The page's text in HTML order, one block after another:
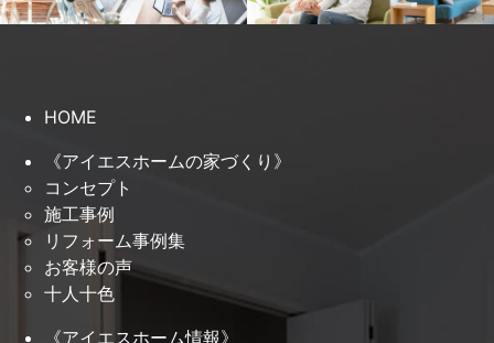
HOME
《アイエスホームの家づくり》
コンセプト
施工事例
リフォーム事例集
お客様の声
十人十色
《アイエスホーム情報》